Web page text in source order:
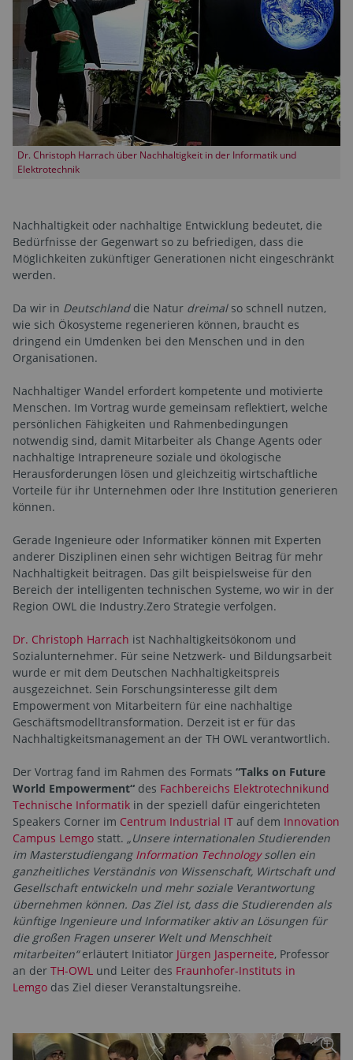
Dr. Christoph Harrach über Nachhaltigkeit in der Informatik und
Elektrotechnik
Nachhaltigkeit oder nachhaltige Entwicklung bedeutet, die
Bedürfnisse der Gegenwart so zu befriedigen, dass die
Möglichkeiten zukünftiger Generationen nicht eingeschränkt
werden.
Da wir in Deutschlanddie Natur dreimalso schnell nutzen,
wie sich Ökosysteme regenerieren können, braucht es
dringend ein Umdenken bei den Menschen und in den
Organisationen.
Nachhaltiger Wandel erfordert kompetente und motivierte
Menschen. Im Vortrag wurde gemeinsam reflektiert, welche
persönlichen Fähigkeiten und Rahmenbedingungen
notwendig sind, damit Mitarbeiter als Change Agents oder
nachhaltige Intrapreneure soziale und ökologische
Herausforderungen lösen und gleichzeitig wirtschaftliche
Vorteile für ihr Unternehmen oder Ihre Institution generieren
können.
Gerade Ingenieure oder Informatiker können mit Experten
anderer Disziplinen einen sehr wichtigen Beitrag für mehr
Nachhaltigkeit beitragen. Das gilt beispielsweise für den
Bereich der intelligenten technischen Systeme, wo wir in der
Region OWL die Industry.Zero Strategie verfolgen.
Dr. Christoph Harrach ist Nachhaltigkeitsökonom und
Sozialunternehmer. Für seine Netzwerk- und Bildungsarbeit
wurde er mit dem Deutschen Nachhaltigkeitspreis
ausgezeichnet. Sein Forschungsinteresse gilt dem
Empowerment von Mitarbeitern für eine nachhaltige
Geschäftsmodelltransformation. Derzeit ist er für das
Nachhaltigkeitsmanagement an der TH OWL verantwortlich.
Der Vortrag fand im Rahmen des Formats “Talks on Future
World Empowerment“ des Fachbereichs Elektrotechnikund
Technische Informatik in der speziell dafür eingerichteten
Speakers Corner im Centrum Industrial IT auf dem Innovation
Campus Lemgo statt. „Unsere internationalen Studierenden
im Masterstudiengang Information Technologysollen ein
ganzheitliches Verständnis von Wissenschaft, Wirtschaft und
Gesellschaft entwickeln und mehr soziale Verantwortung
übernehmen können. Das Ziel ist, dass die Studierenden als
künftige Ingenieure und Informatiker aktiv an Lösungen für
die großen Fragen unserer Welt und Menschheit
mitarbeiten“erläutert Initiator Jürgen Jasperneite, Professor
an der TH-OWL und Leiter des Fraunhofer-Instituts in
Lemgo das Ziel dieser Veranstaltungsreihe.